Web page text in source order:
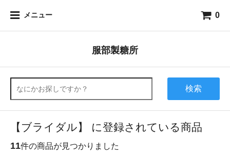
メニュー 0
服部製糖所
検索
【ブライダル】 に登録されている商品
11件の商品が見つかりました